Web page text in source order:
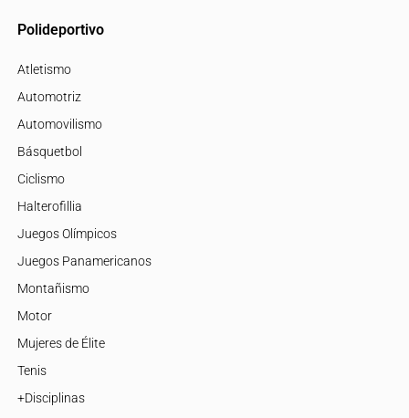
Polideportivo
Atletismo
Automotriz
Automovilismo
Básquetbol
Ciclismo
Halterofillia
Juegos Olímpicos
Juegos Panamericanos
Montañismo
Motor
Mujeres de Élite
Tenis
+Disciplinas